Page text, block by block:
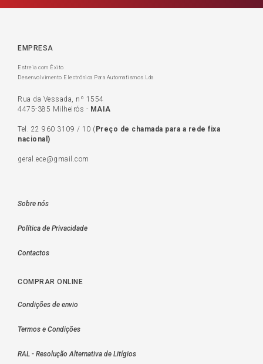
EMPRESA
Estreia com Êxito
Desenvolvimento Electrónica Para Automatismos Lda
Rua da Vessada, nº 1554
4475-385 Milheirós - MAIA
Tel. 22 960 3109 / 10 ( Preço de c hamada para a rede fixa
nacional)
geral.ece@gmail.com
Sobre nós
Política de Privacidade
Contactos
COMPRAR ONLINE
Condições de envio
Termos e Condições
RAL - Resolução Alternativa de Litígios